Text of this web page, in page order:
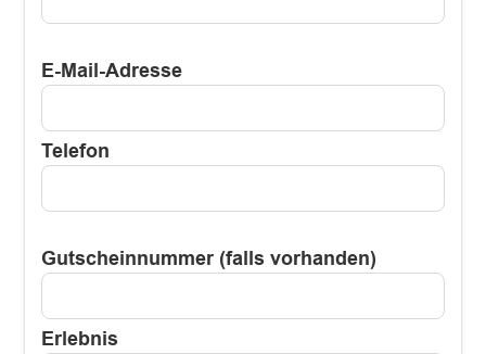
E-Mail-Adresse
Telefon
Gutscheinnummer (falls vorhanden)
Erlebnis